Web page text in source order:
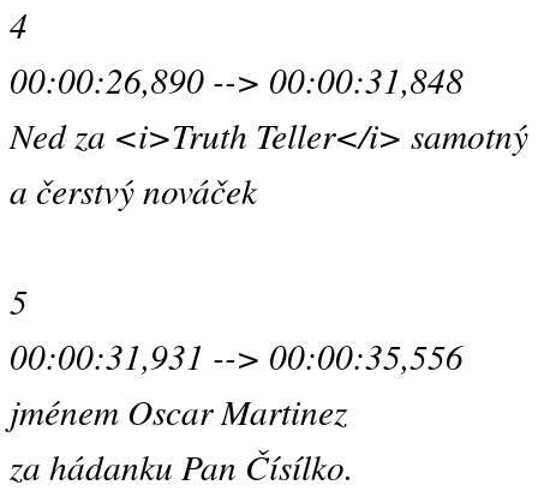
4
00:00:26,890 --> 00:00:31,848
Ned za <i>Truth Teller</i> samotný
a čerstvý nováček
5
00:00:31,931 --> 00:00:35,556
jménem Oscar Martinez
za hádanku Pan Čísílko.